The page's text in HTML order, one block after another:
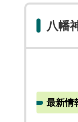
八幡
最新情